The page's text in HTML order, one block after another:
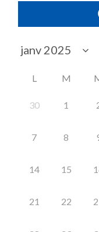
L M
30 1
7 8
14 15
21 22